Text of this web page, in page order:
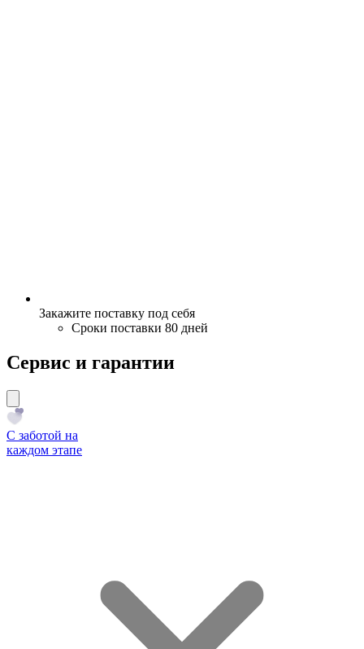
Закажите поставку под себя
Сроки поставки 80 дней
Сервис и гарантии
С заботой на
каждом этапе